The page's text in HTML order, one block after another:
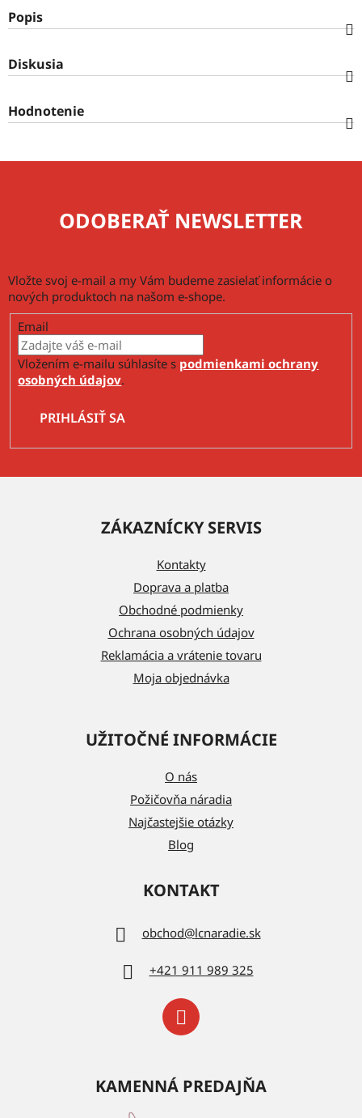
Popis
Diskusia
Hodnotenie
ODOBERAŤ NEWSLETTER
Vložte svoj e-mail a my Vám budeme zasielať informácie o
nových produktoch na našom e-shope.
Email
Vložením e-mailu súhlasíte s podmienkami ochrany
osobných údajov.
PRIHLÁSIŤ SA
ZÁKAZNÍCKY SERVIS
Kontakty
Doprava a platba
Obchodné podmienky
Ochrana osobných údajov
Reklamácia a vrátenie tovaru
Moja objednávka
UŽITOČNÉ INFORMÁCIE
O nás
Požičovňa náradia
Najčastejšie otázky
Blog
KONTAKT
obchod@lcnaradie.sk
+421 911 989 325
KAMENNÁ PREDAJŇA